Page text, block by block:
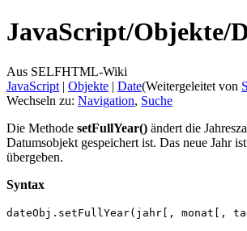
JavaScript/Objekte/
Aus SELFHTML-Wiki
JavaScript ‎ | Objekte ‎ | Date(Weitergeleitet von
Wechseln zu: Navigation, Suche
Die Methode setFullYear() ändert die
Datumsobjekt gespeichert ist. Das neue Jahr
übergeben.
Syntax
dateObj.setFullYear(jahr[, monat[,